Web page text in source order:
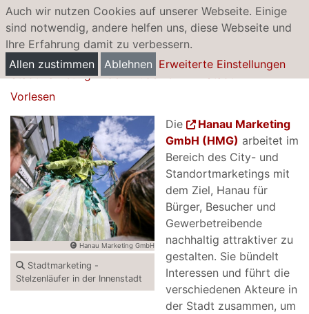
Auch wir nutzen Cookies auf unserer Webseite. Einige
sind notwendig, andere helfen uns, diese Webseite und
Ihre Erfahrung damit zu verbessern.
Allen zustimmen
Ablehnen Erweiterte Einstellungen
Stadtmarketing
Stadtmarketing in der Brüder-Grimm-Stadt
Vorlesen
Hanau Marketing GmbH
Stadtmarketing -
Stelzenläufer in der Innenstadt
Die
Hanau Marketing
GmbH (HMG) arbeitet im
Bereich des City- und
Standortmarketings mit
dem Ziel, Hanau für
Bürger, Besucher und
Gewerbetreibende
nachhaltig attraktiver zu
gestalten. Sie bündelt
Interessen und führt die
verschiedenen Akteure in
der Stadt zusammen, um